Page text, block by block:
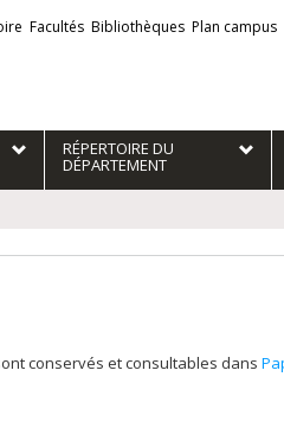
Facultés Bibliothèques Plan campus
RÉPERTOIRE DU
DÉPARTEMENT
conservés et consultables dans